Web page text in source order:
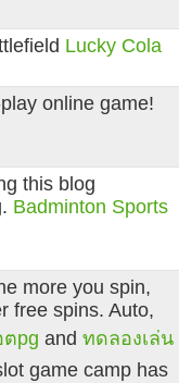
Lucky Cola
online game!
this blog
Badminton Sports
more you spin,
free spins. Auto,
pg andทดลองเล่น
game camp has